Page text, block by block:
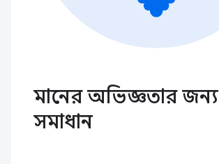
মানের অভিজ্ঞতার জন্য
সমাধান